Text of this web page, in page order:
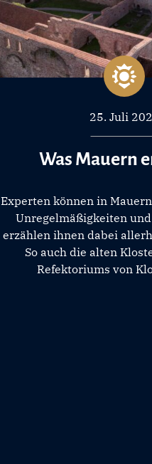
25. Juli
Was Mauern
Experten können in
Unregelmäßigkeiten
erzählen ihnen dabei
So auch die alten
Refektoriums von